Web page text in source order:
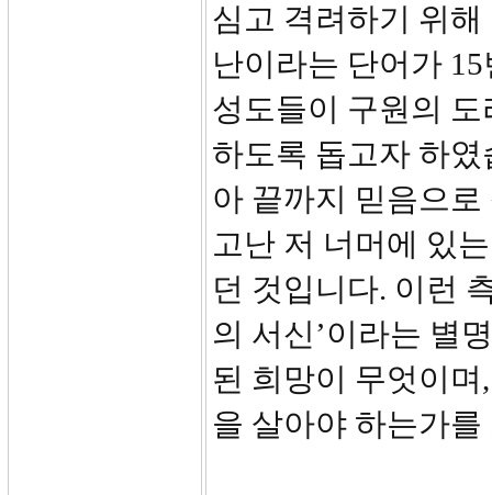
심고 격려하기 위
난이라는 단어가
성도들이 구원의
하도록 돕고자 하
아 끝까지 믿음으
고난 저 너머에 있
던 것입니다. 이런
의 서신’이라는 별
된 희망이 무엇이
을 살아야 하는가